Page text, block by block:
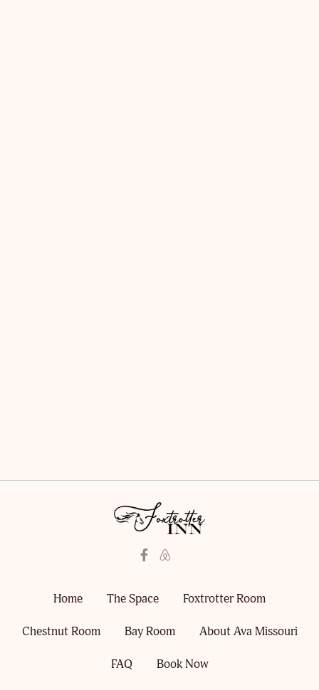
Home The Space Foxtrotter Room
Chestnut Room Bay Room About Ava Missouri
FAQ Book Now